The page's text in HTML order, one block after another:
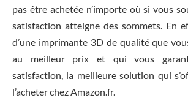
pas être achetée n’importe où si vous
satisfaction atteigne des sommets. En
d’une imprimante 3D de qualité que
au meilleur prix et qui vous
satisfaction, la meilleure solution qui
l’acheter chez Amazon.fr.